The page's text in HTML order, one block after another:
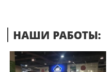
НАШИ РАБОТЫ: